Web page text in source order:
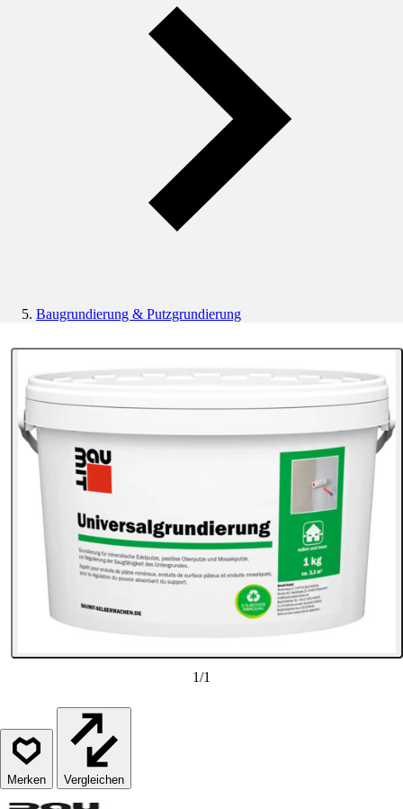
Baugrundierung & Putzgrundierung
1/1
Vergleichen